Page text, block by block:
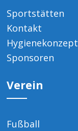
Sportstätten
Kontakt
Hygienekonzept
Sponsoren
Verein
Fußball